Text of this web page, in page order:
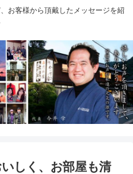
お客様から頂戴したメッセージを紹
しく、お部屋も清